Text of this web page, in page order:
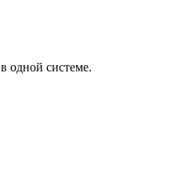
одной системе.